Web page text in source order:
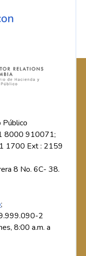
Público
8000 910071;
1700 Ext : 2159
8 No. 6C- 38.
;
2
8:00 a.m. a